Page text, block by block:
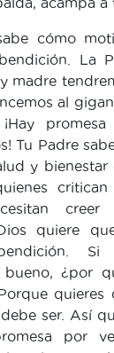
cómo
La
madre
al
¡Hay
Tu Padre
y bienestar
quiere
bueno, ¿por
ser. Así
por